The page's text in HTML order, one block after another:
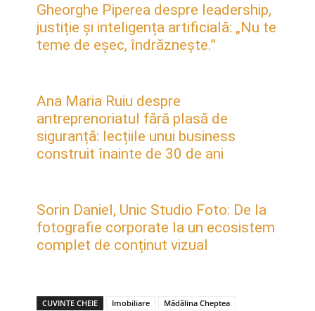
Gheorghe Piperea despre leadership,
justiție și inteligența artificială: „Nu te
teme de eșec, îndrăznește.”
Ana Maria Ruiu despre
antreprenoriatul fără plasă de
siguranță: lecțiile unui business
construit înainte de 30 de ani
Sorin Daniel, Unic Studio Foto: De la
fotografie corporate la un ecosistem
complet de conținut vizual
CUVINTE CHEIE Imobiliare
Mădălina Cheptea